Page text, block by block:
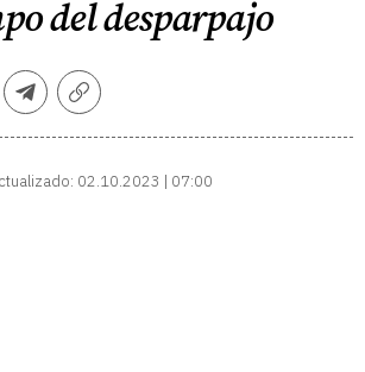
del desparpajo
TelegramCopiar
02.10.2023 | 07:00